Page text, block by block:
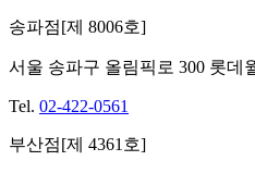
송파점[제 8006호]
서울 송파구 올림픽로 300 롯데
Tel. 02-422-0561
부산점[제 4361호]